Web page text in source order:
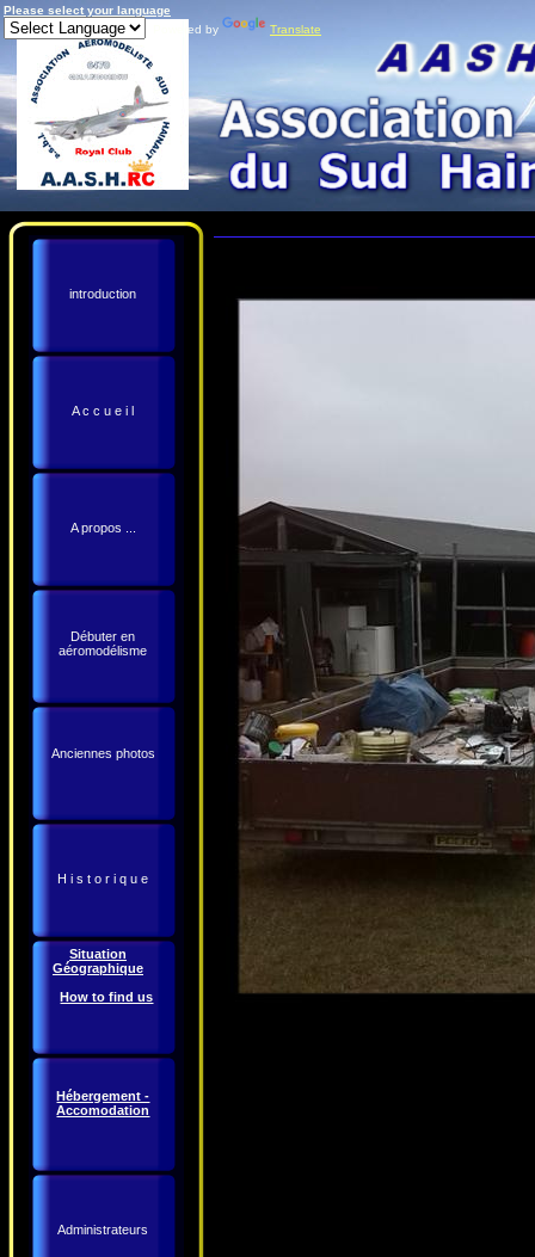
Please select your language
Powered by
Translate
introduction
A c c u e i l
A propos ...
Débuter en
aéromodélisme
Anciennes photos
H i s t o r i q u e
Situation
Géographique
How to find us
Hébergement -
Accomodation
Administrateurs